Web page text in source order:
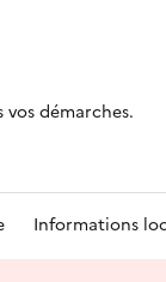
démarches.
Informations